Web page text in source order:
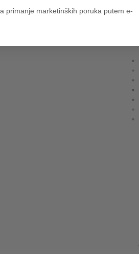
primanje marketinških poruka putem e-